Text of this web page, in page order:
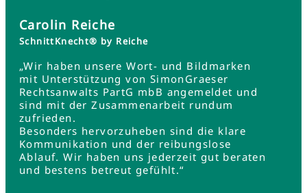
Carolin Reiche
SchnittKnecht® by Reiche
„Wir haben unsere Wort- und Bildmarken
mit Unterstützung von SimonGraeser
Rechtsanwalts PartG mbB angemeldet und
sind mit der Zusammenarbeit rundum
zufrieden.
Besonders hervorzuheben sind die klare
Kommunikation und der reibungslose
Ablauf. Wir haben uns jederzeit gut beraten
und bestens betreut gefühlt.“